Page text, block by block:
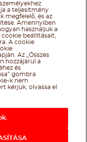
cookie tájékoztató
Impresszum
Ferrero
a teljesítmény
megfelelő, és az
Amennyiben
használjuk a
beállításait,
A cookie
Az „Összes
hozzájárul a
és
gombra
k nem
kérjük, olvassa el